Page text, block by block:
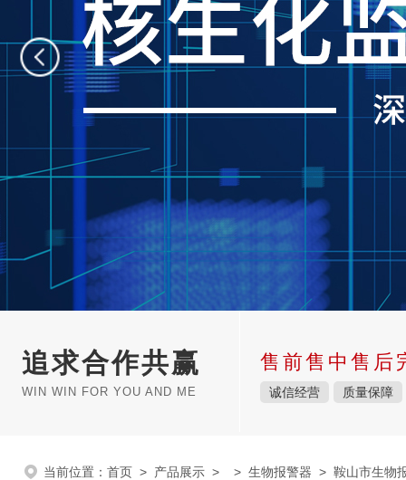
追求合作共赢
WIN WIN FOR YOU AND ME
售前售中售后
诚信经营 质量保障
当前位置： 首页 > 产品展示 > > 生物报警器 > 鞍山市生物